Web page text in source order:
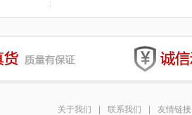
关于我们 联系我们 友情链接